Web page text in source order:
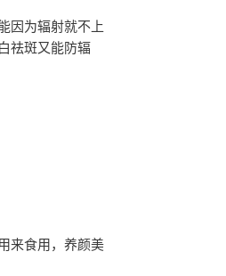
因为辐射就不上
祛斑又能防辐
来食用，养颜美